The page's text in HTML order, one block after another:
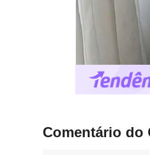
Comentário do